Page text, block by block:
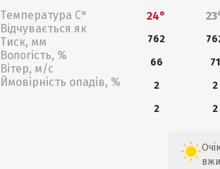
Температура С°
Відчувається як
Тиск, мм
Вологість, %
Вітер, м/с
Ймовірність опадів, %
24°
762
66
71
2
2
2
2